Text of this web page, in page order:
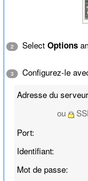
2 Select Options
3
Configurez-le
Adresse du
ou
Port:
Identifiant:
Mot de passe: